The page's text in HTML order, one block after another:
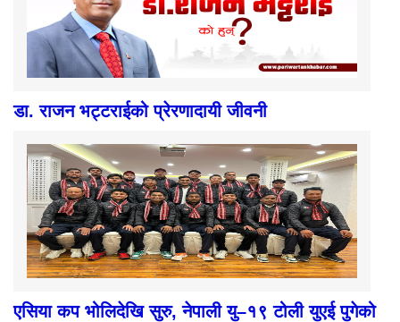
डा. राजन भट्टराईको प्रेरणादायी जीवनी
एसिया कप भोलिदेखि सुरु, नेपाली यु–१९ टोली युएई पुगेको